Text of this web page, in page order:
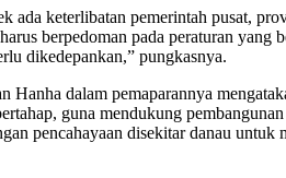
ada keterlibatan pemerintah pusat,
berpedoman pada peraturan
dikedepankan,” pungkasnya.
Hanha dalam pemaparannya
guna mendukung
pencahayaan disekitar danau